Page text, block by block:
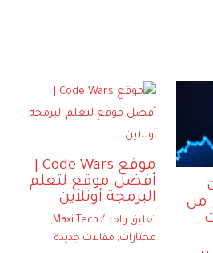
من
أفضل موقع لتعلم
البرمجة أونلاين
تعليق واحد /
Maxi Tech
,
مختارات, مقالات جديدة